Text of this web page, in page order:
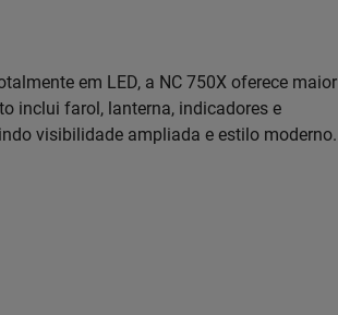
em LED, a NC 750X oferece maior
inclui farol, lanterna, indicadores e
visibilidade ampliada e estilo moderno.